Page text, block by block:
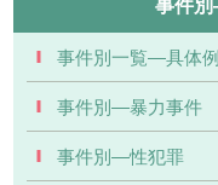
事件別一覧―具体
事件別―暴力事件
事件別―性犯罪